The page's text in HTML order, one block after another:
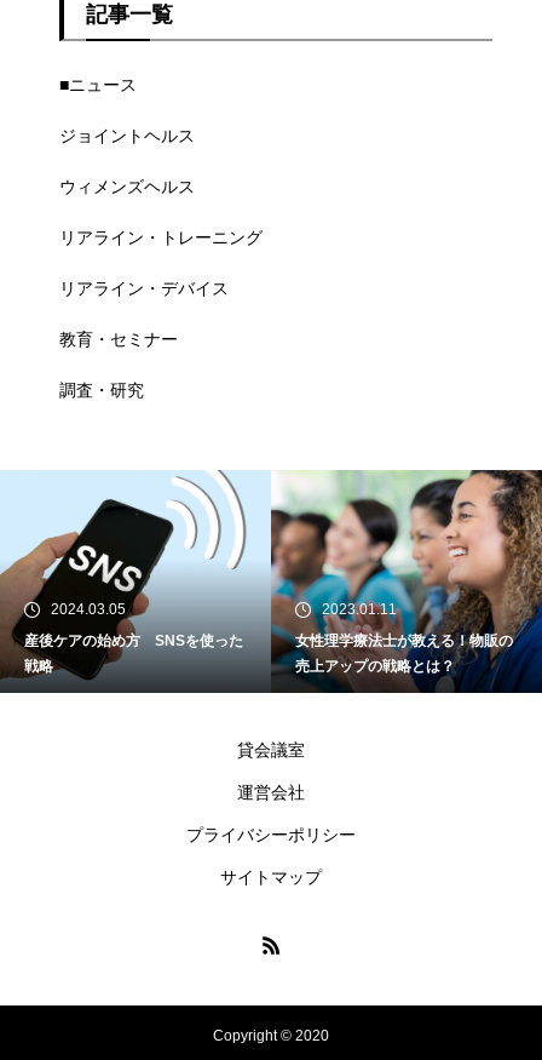
記事一覧
■ニュース
ジョイントヘルス
ウィメンズヘルス
リアライン・トレーニング
リアライン・デバイス
教育・セミナー
調査・研究
2024.03.05
産後ケアの始め方 SNSを使った
戦略
2023.01.11
女性理学療法士が教える！物販の
売上アップの戦略とは？
貸会議室
運営会社
プライバシーポリシー
サイトマップ
Copyright © 2020